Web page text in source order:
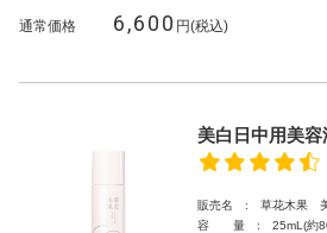
通常価格 6,600 円(税込)
美白日中用美容
販売名 : 草花木果 美
容 量 : 25mL(約80